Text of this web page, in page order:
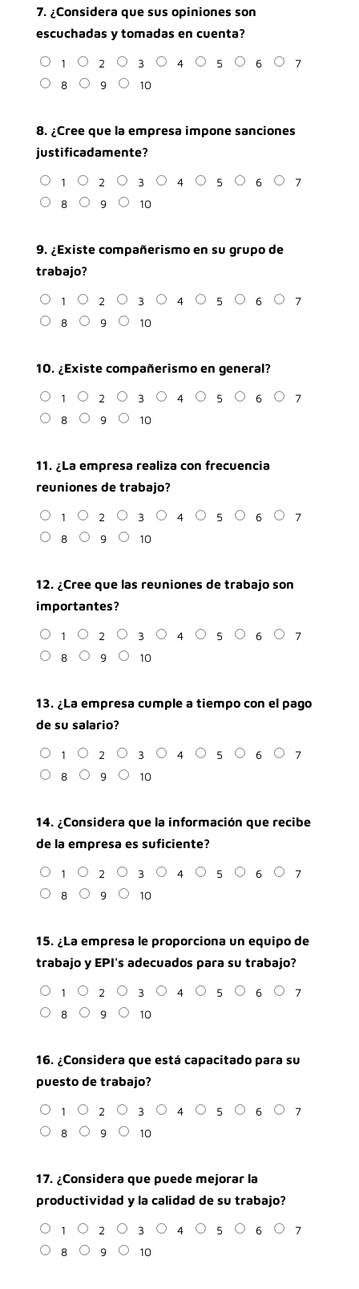
7. ¿Considera que sus opiniones son
escuchadas y tomadas en cuenta?
1 2 3 4 5 6
7
8
9 10
8. ¿Cree que la empresa impone sanciones
justificadamente?
1 2 3 4 5 6
7
8
9 10
9. ¿Existe compañerismo en su grupo de
trabajo?
1 2 3 4 5 6
7
8
9 10
10. ¿Existe compañerismo en general?
1 2 3 4 5 6
7
8
9 10
11. ¿La empresa realiza con frecuencia
reuniones de trabajo?
1 2 3 4 5 6
7
8
9 10
12. ¿Cree que las reuniones de trabajo son
importantes?
1 2 3 4 5 6
7
8
9 10
13. ¿La empresa cumple a tiempo con el pago
de su salario?
1 2 3 4 5 6
7
8
9 10
14. ¿Considera que la información que recibe
de la empresa es suficiente?
1 2 3 4 5 6
7
8
9 10
15. ¿La empresa le proporciona un equipo de
trabajo y EPI's adecuados para su trabajo?
1 2 3 4 5 6
7
8
9 10
16. ¿Considera que está capacitado para su
puesto de trabajo?
1 2 3 4 5 6
7
8
9 10
17. ¿Considera que puede mejorar la
productividad y la calidad de su trabajo?
1 2 3 4 5 6
7
8
9 10